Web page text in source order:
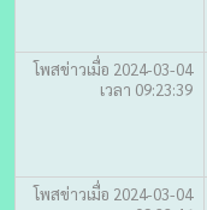
โพสข่าวเมื่อ 2024-03-04
เวลา 09:23:39
โพสข่าวเมื่อ 2024-03-04